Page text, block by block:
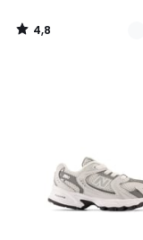
4,8
/